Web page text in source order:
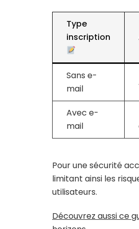
Type
inscription
Sans e-
mail
Avec e-
mail
Pour une sécurité
limitant ainsi les
utilisateurs.
Découvrez aussi ce